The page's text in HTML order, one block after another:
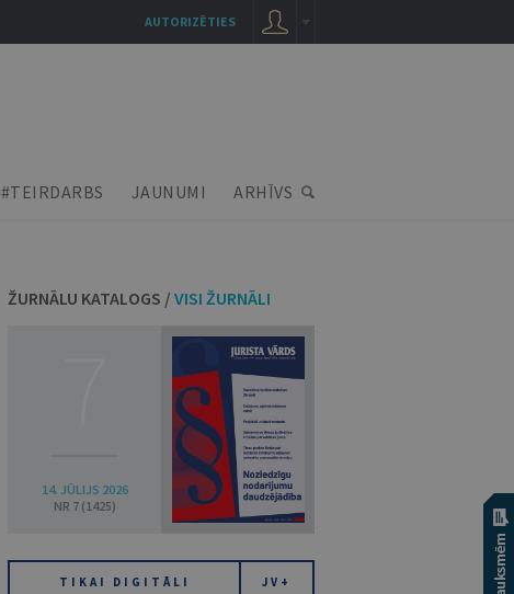
#TEIRDARBS JAUNUMI ARHĪVS
ŽURNĀLU KATALOGS / VISI ŽURNĀLI
14. JŪLIJS 2026
NR 7 (1425)
TIKAI DIGITĀLI JV+
AUTORIZĒTIES